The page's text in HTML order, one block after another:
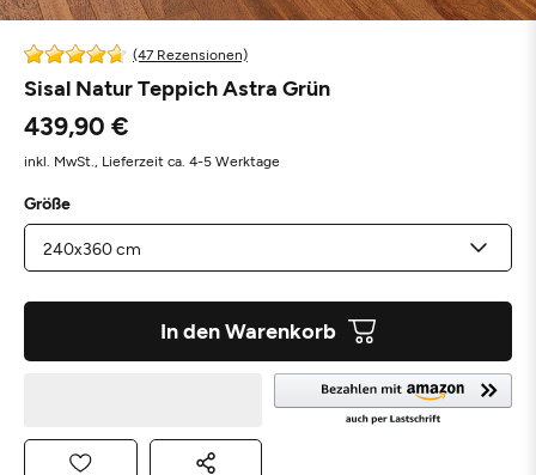
(47 Rezensionen)
Sisal Natur Teppich Astra Grün
439,90 €
inkl. MwSt., Lieferzeit ca. 4-5 Werktage
Größe
In den Warenkorb